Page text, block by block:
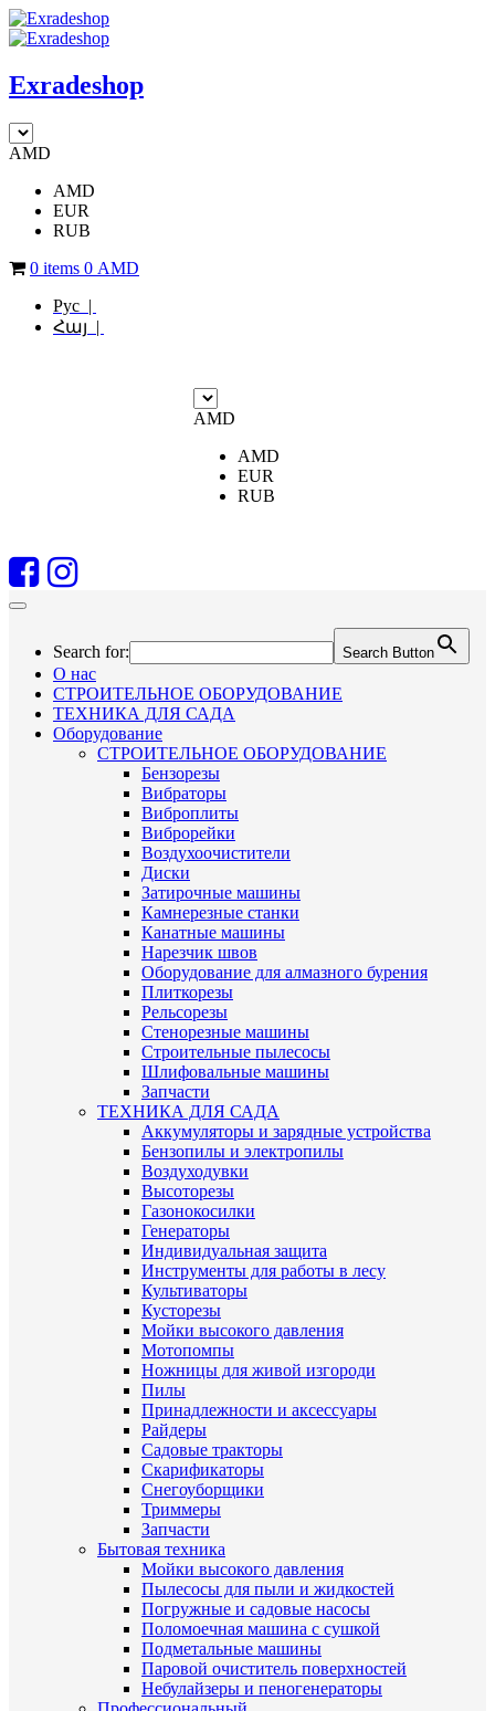
Exradeshop
AMD
AMD
EUR
RUB
0 items 0 AMD
Рус |
Հայ |
AMD
AMD
EUR
RUB
Search for: Search Button
О нас
СТРОИТЕЛЬНОЕ ОБОРУДОВАНИЕ
ТЕХНИКА ДЛЯ САДА
Оборудование
СТРОИТЕЛЬНОЕ ОБОРУДОВАНИЕ
Бензорезы
Вибраторы
Виброплиты
Виброрейки
Воздухоочистители
Диски
Затирочные машины
Камнерезные станки
Канатные машины
Нарезчик швов
Оборудование для алмазного бурения
Плиткорезы
Рельсорезы
Стенорезные машины
Строительные пылесосы
Шлифовальные машины
Запчасти
ТЕХНИКА ДЛЯ САДА
Аккумуляторы и зарядные устройства
Бензопилы и электропилы
Воздуходувки
Высоторезы
Газонокосилки
Генераторы
Индивидуальная защита
Инструменты для работы в лесу
Культиваторы
Кусторезы
Мойки высокого давления
Мотопомпы
Ножницы для живой изгороди
Пилы
Принадлежности и аксессуары
Райдеры
Садовые тракторы
Скарификаторы
Снегоуборщики
Триммеры
Запчасти
Бытовая техника
Мойки высокого давления
Пылесосы для пыли и жидкостей
Погружные и садовые насосы
Поломоечная машина с сушкой
Подметальные машины
Паровой очиститель поверхностей
Небулайзеры и пеногенераторы